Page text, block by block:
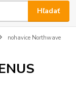
Hľadať
nohavice Northwave